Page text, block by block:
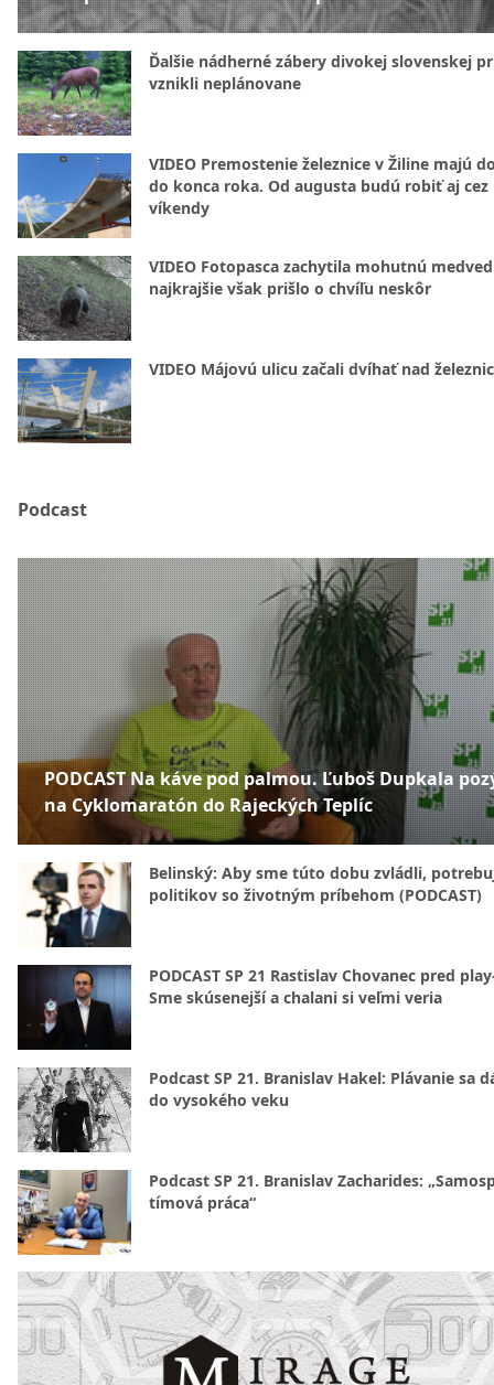
Ďalšie nádherné zábery divokej slovenskej
vznikli neplánovane
VIDEO Premostenie železnice v Žiline majú
do konca roka. Od augusta budú robiť aj cez
víkendy
VIDEO Fotopasca zachytila mohutnú
najkrajšie však prišlo o chvíľu neskôr
VIDEO Májovú ulicu začali dvíhať nad
Podcast
PODCAST Na káve pod palmou. Ľuboš Dupkala
na Cyklomaratón do Rajeckých Teplíc
Belinský: Aby sme túto dobu zvládli,
politikov so životným príbehom (PODCAST)
PODCAST SP 21 Rastislav Chovanec pred
Sme skúsenejší a chalani si veľmi veria
Podcast SP 21. Branislav Hakel: Plávanie sa
do vysokého veku
Podcast SP 21. Branislav Zacharides:
tímová práca“